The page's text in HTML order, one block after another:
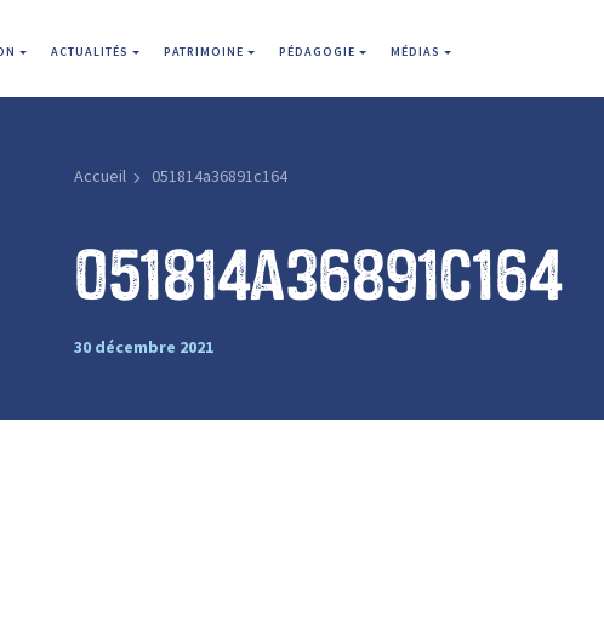
ACTUALITÉS PATRIMOINE PÉDAGOGIE MÉDIAS
Accueil 051814a36891c164
051814a36891c164
30 décembre 2021